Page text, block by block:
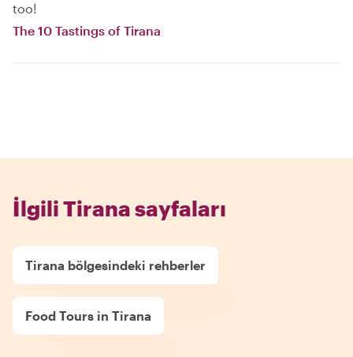
too!
The 10 Tastings of Tirana
İlgili Tirana sayfaları
Tirana bölgesindeki rehberler
Food Tours in Tirana